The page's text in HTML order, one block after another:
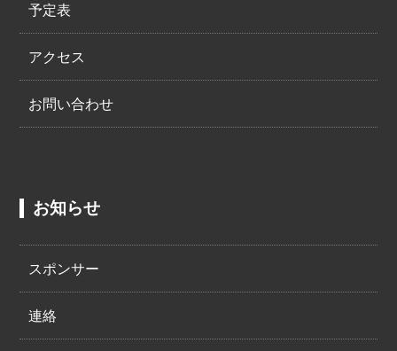
予定表
アクセス
お問い合わせ
お知らせ
スポンサー
連絡